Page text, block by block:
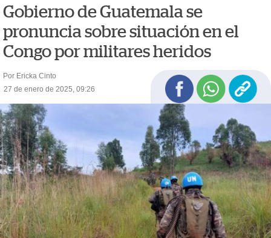
Gobierno de Guatemala se
pronuncia sobre situación en el
Congo por militares heridos
Por Ericka Cinto
27 de enero de 2025, 09:26